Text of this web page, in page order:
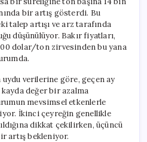
Hareketlenme
için
bir artış gösterdi. Bu
talep artışı ve arz tarafında
düşünülüyor. Bakır fiyatları,
dolar/ton zirvesinden bu yana
verilerine göre, geçen ay
değer bir azalma
mevsimsel etkenlerle
İkinci çeyreğin genellikle
dikkat çekilirken, üçüncü
artış bekleniyor.